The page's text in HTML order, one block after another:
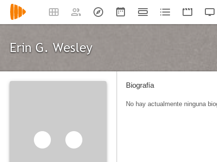
Erin G. Wesley
Biografía
No hay actualmente ninguna